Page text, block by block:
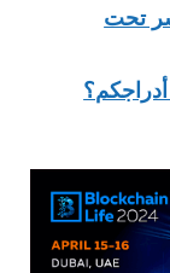
سينكسر تحت